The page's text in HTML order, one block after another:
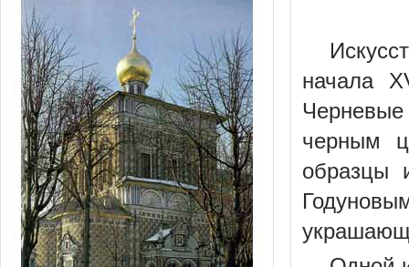
начала
черным
образцы